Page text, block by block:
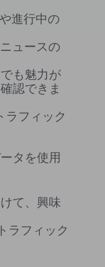
進行中の
ュースの
も魅力が
認できま
ラフィック
タを使用
て、興味
ラフィック